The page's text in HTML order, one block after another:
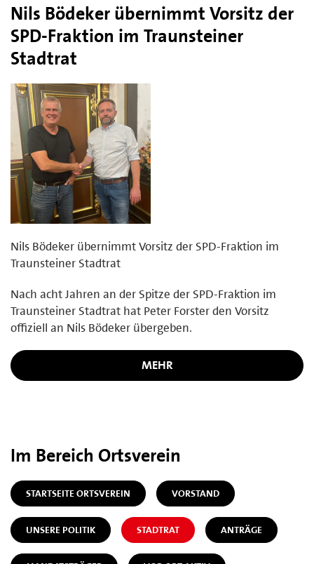
Nils Bödeker übernimmt Vorsitz der
SPD-Fraktion im Traunsteiner
Stadtrat
Nils Bödeker übernimmt Vorsitz der SPD-Fraktion im
Traunsteiner Stadtrat
Nach acht Jahren an der Spitze der SPD-Fraktion im
Traunsteiner Stadtrat hat Peter Forster den Vorsitz
offiziell an Nils Bödeker übergeben.
MEHR
Im Bereich Ortsverein
STARTSEITE ORTSVEREIN VORSTAND
UNSERE POLITIK STADTRAT ANTRÄGE